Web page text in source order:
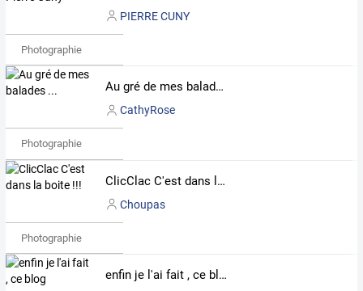
PIERRE CUNY
Photographie
Au gré de mes balades ...
CathyRose
Photographie
ClicClac C'est dans la boite !!!
Choupas
Photographie
enfin je l'ai fait , ce blog